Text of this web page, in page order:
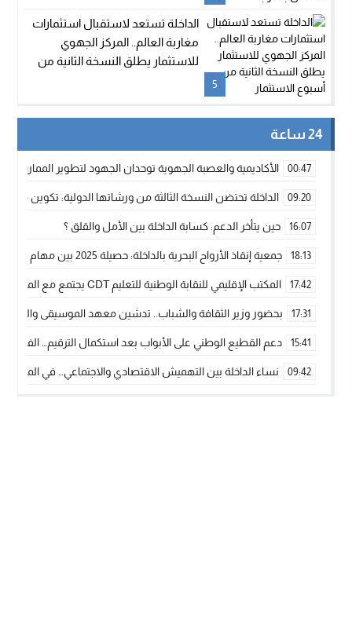
5
الداخلة تستعد لاستقبال استثمارات
مغاربة العالم.. المركز الجهوي
للاستثمار يطلق النسخة الثانية من
24 ساعة
00:47 الأكاديمية والعصبة الجهوية توحدان الجهود لتطوير الممارسة
09:20 الداخلة تحتضن النسخة الثالثة من ورشاتها الدولية: تكوين
16:07 حين يتأخر الدعم: كسابة الداخلة بين الأمل والقلق ؟
18:13 جمعية إنقاذ الأرواح البحرية بالداخلة: حصيلة 2025 بين مهام الإنقاذ ومشروع “دار البحار”
17:42 المكتب الإقليمي للنقابة الوطنية للتعليم CDT يجتمع مع المدير الإقليمي لمناقشة ملفات جوهرية لنساء ورجال التعليم
17:31 بحضور وزير الثقافة والشباب.. تدشين معهد الموسيقى والفنون
15:41 دعم القطيع الوطني على الأبواب بعد استكمال الترقيم…
09:42 نساء الداخلة بين التهميش الاقتصادي والاجتماعي… في المؤسسات